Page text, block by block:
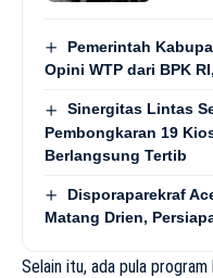
Pemerintah
Opini WTP dari BPK
Sinergitas Lintas
Pembongkaran 19
Berlangsung Tertib
Disporaparekraf
Matang Drien,
Selain itu, ada pula